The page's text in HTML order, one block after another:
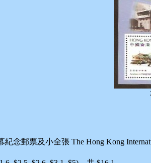
念郵票及小全張 The Hong Kong